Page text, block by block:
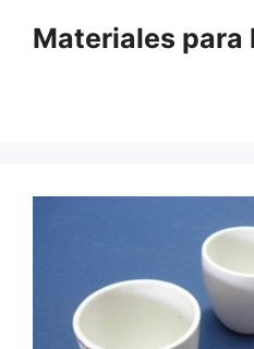
Materiales para